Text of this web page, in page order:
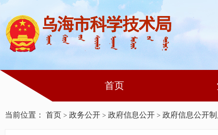
首页
当前位置： 首页 > 政务公开 > 政府信息公开 > 政府信息公开